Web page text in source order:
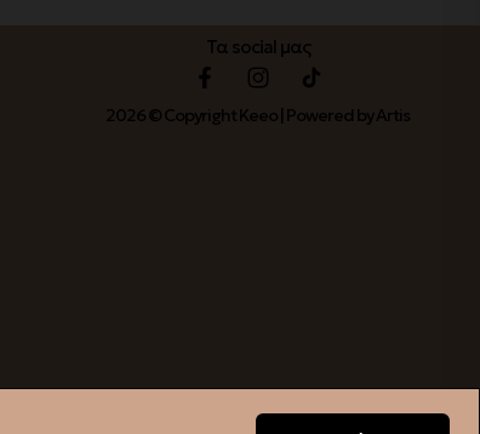
Τα social μας
2026 © Copyright Keeo | Powered by Artis